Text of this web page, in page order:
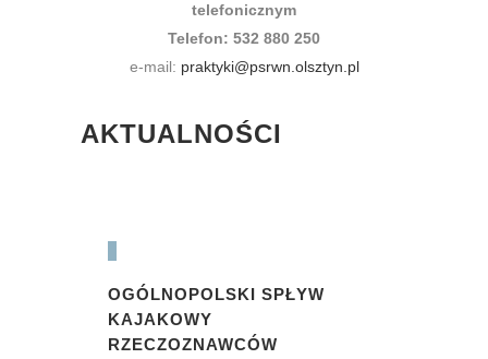
telefonicznym
Telefon: 532 880 250
e-mail: praktyki@psrwn.olsztyn.pl
AKTUALNOŚCI
OGÓLNOPOLSKI SPŁYW
KAJAKOWY
RZECZOZNAWCÓW